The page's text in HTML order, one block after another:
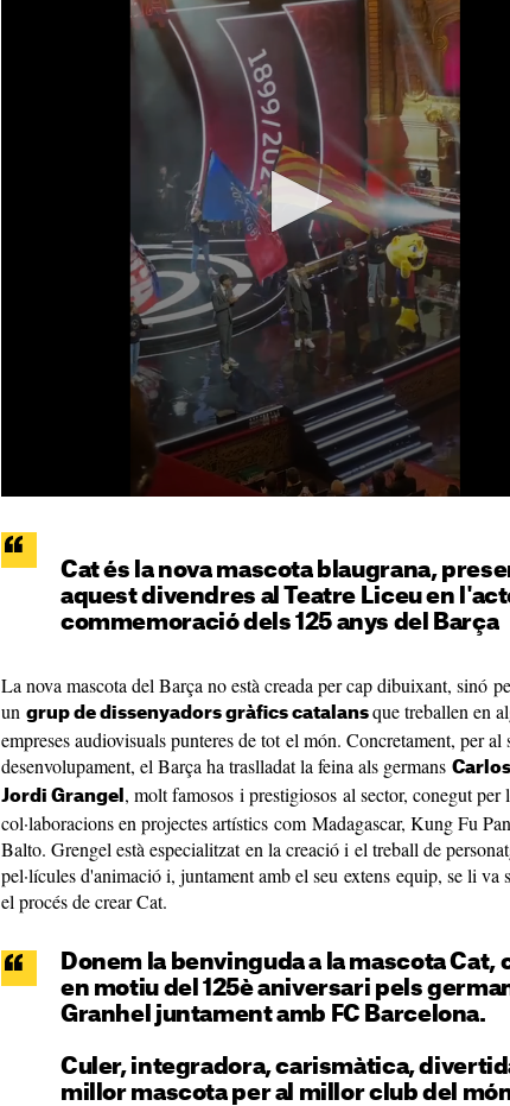
Cat és la nova mascota blaugrana,
aquest divendres al Teatre Liceu en
commemoració dels 125 anys del Barça
La nova mascota del Barça no està creada per cap dibuixant, sinó
un grup de dissenyadors gràfics catalans que treballen en
empreses audiovisuals punteres de tot el món. Concretament, per al
desenvolupament, el Barça ha traslladat la feina als germans
Jordi Grangel , molt famosos i prestigiosos al sector, conegut per
col·laboracions en projectes artístics com Madagascar, Kung Fu
Balto. Grengel està especialitzat en la creació i el treball de
pel·lícules d'animació i, juntament amb el seu extens equip, se li va
el procés de crear Cat.
Donem la benvinguda a la mascota Cat,
en motiu del 125è aniversari pels
Granhel juntament amb FC Barcelona.
Culer, integradora, carismàtica,
millor mascota per al millor club del